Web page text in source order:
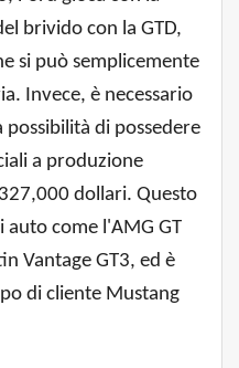
brivido con la GTD,
si può semplicemente
Invece, è necessario
di possedere
a produzione
dollari. Questo
auto come l'AMG GT
Vantage GT3, ed è
di cliente Mustang